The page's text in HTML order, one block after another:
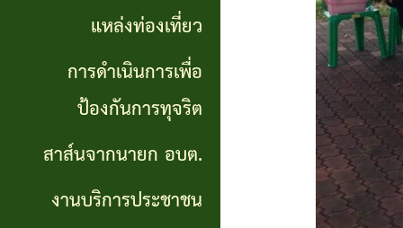
ทุจริต
สาส์น
นายก
อบต.
แหล่งท่องเที่ยว
การดำเนินการเพื่อ
ป้องกันการทุจริต
สาส์นจากนายก อบต.
งานบริการประชาชน